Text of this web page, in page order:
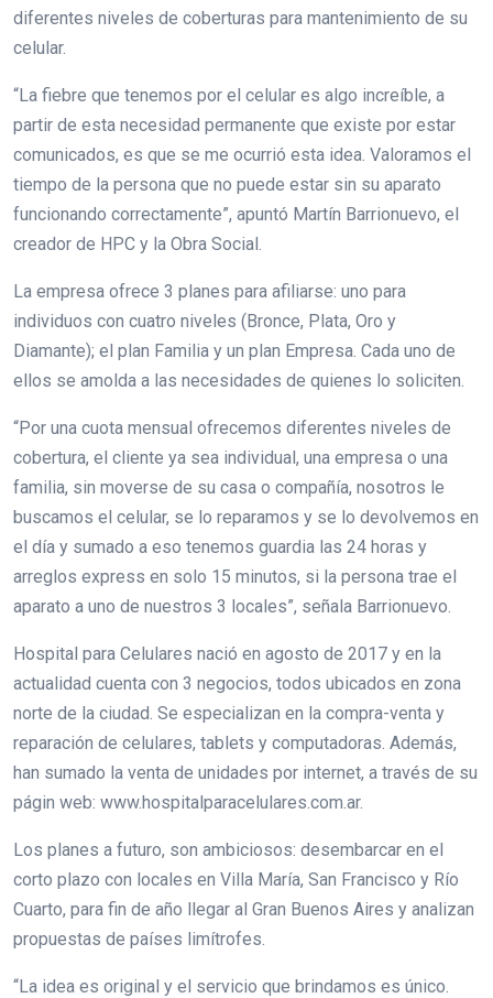
diferentes niveles de coberturas para mantenimiento de su
celular.
“La fiebre que tenemos por el celular es algo increíble, a
partir de esta necesidad permanente que existe por estar
comunicados, es que se me ocurrió esta idea. Valoramos el
tiempo de la persona que no puede estar sin su aparato
funcionando correctamente”, apuntó Martín Barrionuevo, el
creador de HPC y la Obra Social.
La empresa ofrece 3 planes para afiliarse: uno para
individuos con cuatro niveles (Bronce, Plata, Oro y
Diamante); el plan Familia y un plan Empresa. Cada uno de
ellos se amolda a las necesidades de quienes lo soliciten.
“Por una cuota mensual ofrecemos diferentes niveles de
cobertura, el cliente ya sea individual, una empresa o una
familia, sin moverse de su casa o compañía, nosotros le
buscamos el celular, se lo reparamos y se lo devolvemos en
el día y sumado a eso tenemos guardia las 24 horas y
arreglos express en solo 15 minutos, si la persona trae el
aparato a uno de nuestros 3 locales”, señala Barrionuevo.
Hospital para Celulares nació en agosto de 2017 y en la
actualidad cuenta con 3 negocios, todos ubicados en zona
norte de la ciudad. Se especializan en la compra-venta y
reparación de celulares, tablets y computadoras. Además,
han sumado la venta de unidades por internet, a través de su
págin web: www.hospitalparacelulares.com.ar.
Los planes a futuro, son ambiciosos: desembarcar en el
corto plazo con locales en Villa María, San Francisco y Río
Cuarto, para fin de año llegar al Gran Buenos Aires y analizan
propuestas de países limítrofes.
“La idea es original y el servicio que brindamos es único.